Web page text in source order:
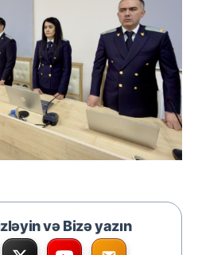
və Bizə yazın